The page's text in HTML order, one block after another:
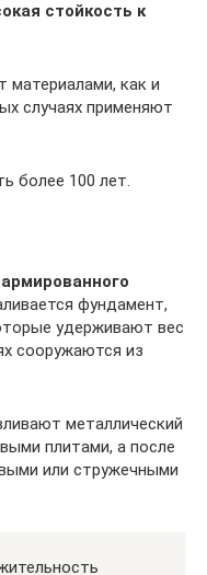
стойкость к
как и
случаях применяют
более 100 лет.
фундамент,
удерживают вес
сооружаются из
металлический
плитами, а после
или стружечными